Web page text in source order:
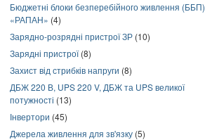
Бюджетні блоки безперебійного живлення (ББП)
«РАПАН» (4)
Зарядно-розрядні пристрої ЗР (10)
Зарядні пристрої(8)
Захист від стрибків напруги (8)
ДБЖ 220 В, UPS 220 V, ДБЖ та UPS великої
потужності (13)
Інвертори (45)
Джерела живлення для зв'язку (5)